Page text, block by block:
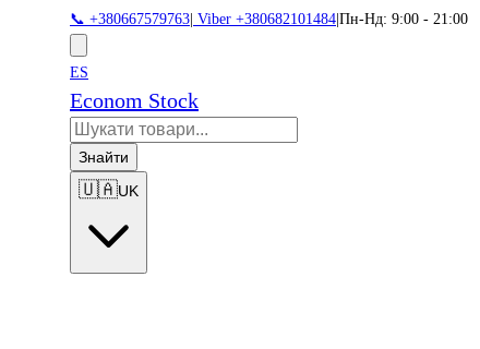
📞 +380667579763 Viber +380682101484 Пн-Нд: 9:00 - 21:00
ES
Econom Stock
Знайти
🇺🇦UK